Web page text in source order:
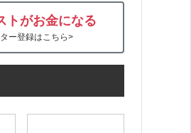
トがお金になる
ー登録はこちら>